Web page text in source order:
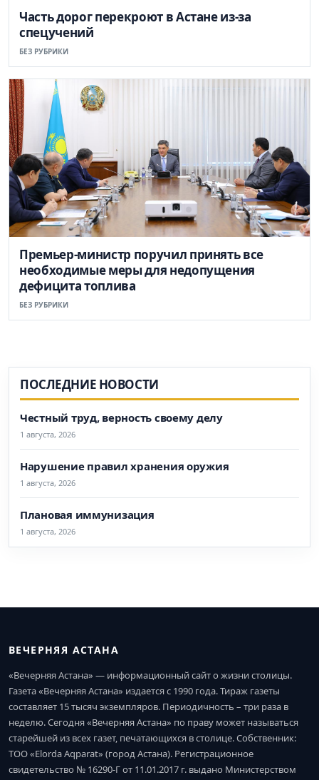
Часть дорог перекроют в Астане из-за
спецучений
БЕЗ РУБРИКИ
Премьер-министр поручил принять все
необходимые меры для недопущения
дефицита топлива
БЕЗ РУБРИКИ
ПОСЛЕДНИЕ НОВОСТИ
Честный труд, верность своему делу
1 августа, 2026
Нарушение правил хранения оружия
1 августа, 2026
Плановая иммунизация
1 августа, 2026
ВЕЧЕРНЯЯ АСТАНА
«Вечерняя Астана» — информационный сайт о жизни столицы.
Газета «Вечерняя Астана» издается с 1990 года. Тираж газеты
составляет 15 тысяч экземпляров. Периодичность – три раза в
неделю. Сегодня «Вечерняя Астана» по праву может называться
старейшей из всех газет, печатающихся в столице. Собственник:
ТОО «Elorda Aqparat» (город Астана). Регистрационное
свидетельство № 16290-Г от 11.01.2017 г. выдано Министерством